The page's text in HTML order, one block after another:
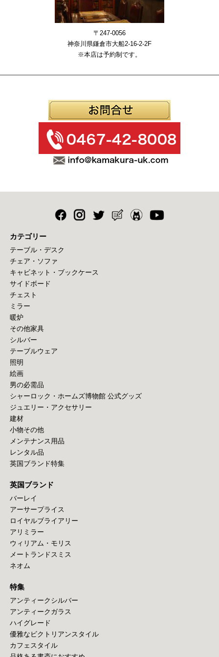
〒247-0056
神奈川県鎌倉市大船2-16-2-2F
※本店は予約制です。
カテゴリー
テーブル・デスク
チェア・ソファ
キャビネット・ブックケース
サイドボード
チェスト
ミラー
暖炉
その他家具
シルバー
テーブルウェア
照明
絵画
男の必需品
シャーロック・ホームズ博物館 公式グッズ
ジュエリー・アクセサリー
建材
小物その他
メンテナンス用品
レンタル品
英国ブランド特集
英国ブランド
バーレイ
アーサープライス
ロイヤルブライアリー
アリミラー
ウィリアム・モリス
メートランドスミス
ネオム
特集
アンティークシルバー
アンティークガラス
ハイグレード
優雅なビクトリアンスタイル
カフェスタイル